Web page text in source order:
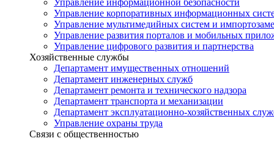
Управление корпоративных информационных
Управление мультимедийных систем и
Управление развития порталов и мобильных
Управление цифрового развития и партнерства
Хозяйственные службы
Департамент имущественных отношений
Департамент инженерных служб
Департамент ремонта и технического надзора
Департамент транспорта и механизации
Департамент эксплуатационно-хозяйственных
Управление охраны труда
Связи с общественностью